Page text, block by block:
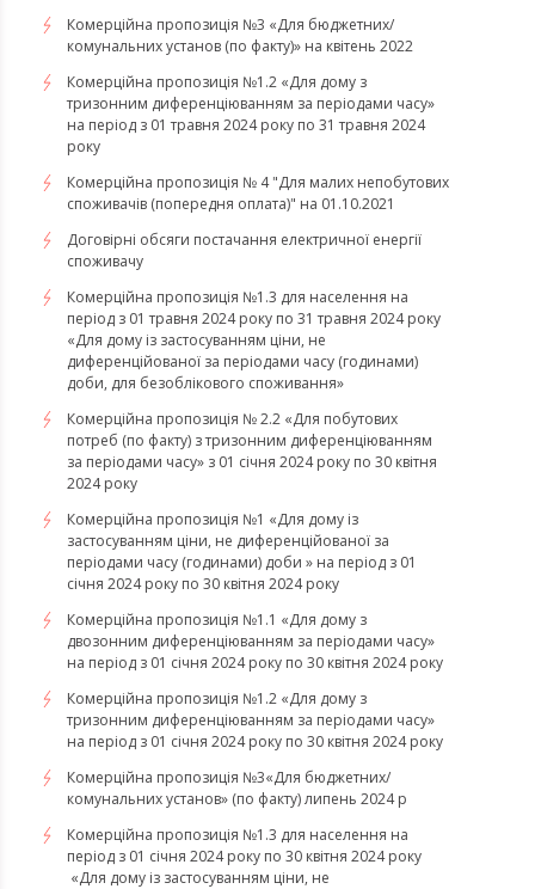
Комерційна пропозиція №3 «Для бюджетних/
комунальних установ (по факту)» на квітень 2022
Комерційна пропозиція №1.2 «Для дому з
тризонним диференціюванням за періодами часу»
на період з 01 травня 2024 року по 31 травня 2024
року
Комерційна пропозиція № 4 "Для малих непобутових
споживачів (попередня оплата)" на 01.10.2021
Договірні обсяги постачання електричної енергії
споживачу
Комерційна пропозиція №1.3 для населення на
період з 01 травня 2024 року по 31 травня 2024 року
«Для дому із застосуванням ціни, не
диференційованої за періодами часу (годинами)
доби, для безоблікового споживання»
Комерційна пропозиція № 2.2 «Для побутових
потреб (по факту) з тризонним диференціюванням
за періодами часу» з 01 січня 2024 року по 30 квітня
2024 року
Комерційна пропозиція №1 «Для дому із
застосуванням ціни, не диференційованої за
періодами часу (годинами) доби » на період з 01
січня 2024 року по 30 квітня 2024 року
Комерційна пропозиція №1.1 «Для дому з
двозонним диференціюванням за періодами часу»
на період з 01 січня 2024 року по 30 квітня 2024 року
Комерційна пропозиція №1.2 «Для дому з
тризонним диференціюванням за періодами часу»
на період з 01 січня 2024 року по 30 квітня 2024 року
Комерційна пропозиція №3«Для бюджетних/
комунальних установ» (по факту) липень 2024 р
Комерційна пропозиція №1.3 для населення на
період з 01 січня 2024 року по 30 квітня 2024 року
«Для дому із застосуванням ціни, не